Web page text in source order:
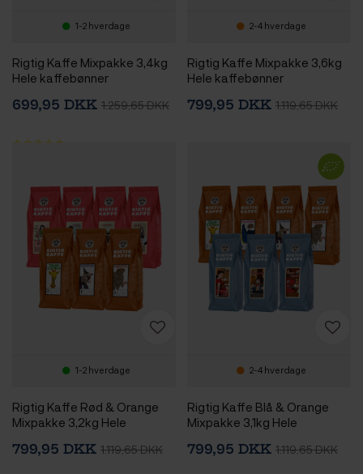
1-2 hverdage
Rigtig Kaffe Mixpakke 3,4kg
Hele kaffebønner
699,95 DKK 1.259,65 DKK
2-4 hverdage
Rigtig Kaffe Mixpakke 3,6kg
Hele kaffebønner
799,95 DKK 1.119,65 DKK
1-2 hverdage
Rigtig Kaffe Rød & Orange
Mixpakke 3,2kg Hele
799,95 DKK 1.119,65 DKK
2-4 hverdage
Rigtig Kaffe Blå & Orange
Mixpakke 3,1kg Hele
799,95 DKK 1.119,65 DKK